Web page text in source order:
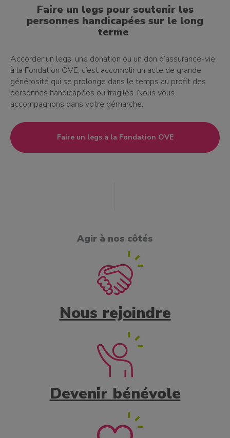
Faire un legs pour soutenir les
personnes handicapées sur le long
terme
Accorder un legs, une donation ou un don d’assurance-vie
à la Fondation OVE, c’est accomplir un acte de grande
générosité qui se prolonge dans le temps au profit des
personnes handicapées ou fragiles. Nous vous
accompagnons dans votre démarche.
Faire un legs à la Fondation OVE
Agir à nos côtés
Nous rejoindre
Devenir bénévole